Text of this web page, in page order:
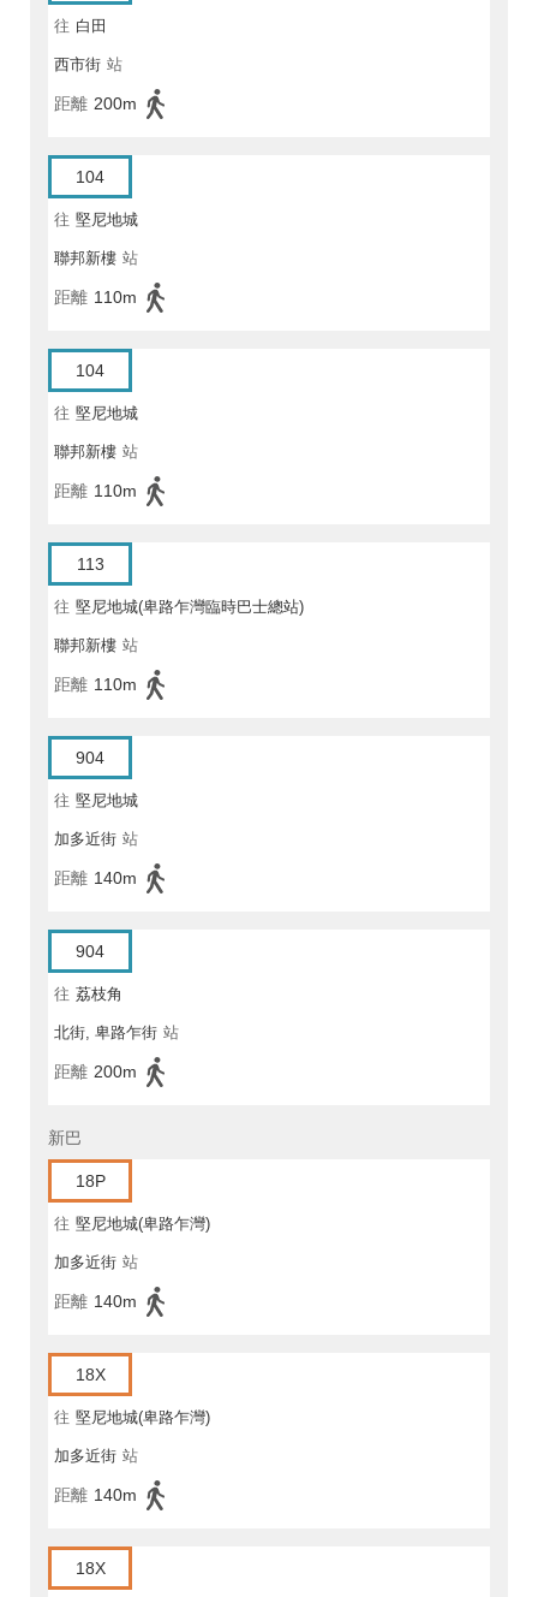
往 白田
西市街 站
距離 200m
104
往 堅尼地城
聯邦新樓 站
距離 110m
104
往 堅尼地城
聯邦新樓 站
距離 110m
113
往 堅尼地城(卑路乍灣臨時巴士總站)
聯邦新樓 站
距離 110m
904
往 堅尼地城
加多近街 站
距離 140m
904
往 荔枝角
北街, 卑路乍街 站
距離 200m
新巴
18P
往 堅尼地城(卑路乍灣)
加多近街 站
距離 140m
18X
往 堅尼地城(卑路乍灣)
加多近街 站
距離 140m
18X